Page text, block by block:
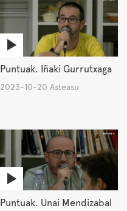
Puntuak. Iñaki Gurrutxaga
2023-10-20 Asteasu
Puntuak. Unai Mendizabal